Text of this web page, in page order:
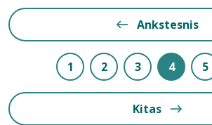
Ankstesnis
1 2 3 4 5
Kitas